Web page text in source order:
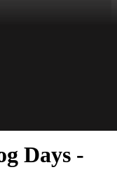
Days -